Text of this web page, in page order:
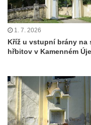
Centrální kříž
Kříž u koryta
Kříž na Strážném
Kříž poblíž Ovčího
Kunraticích u
Kříž na zahradě u
Kunraticích u
1. 7. 2026
Kříž u vstupní brány na
hřbitov v Kamenném